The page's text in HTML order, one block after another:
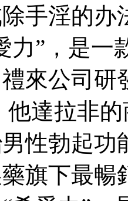
手淫的
力”，是一
來公司研
他達拉非
性勃起功
旗下最